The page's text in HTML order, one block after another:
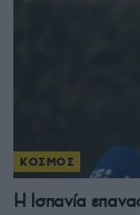
ΚΟΣΜΟΣ
Η Ισπανία